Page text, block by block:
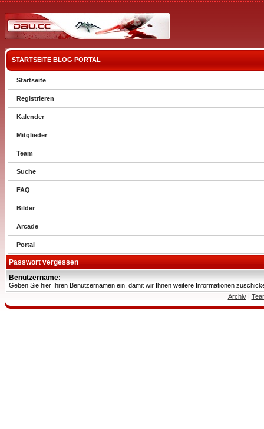
STARTSEITE BLOG PORTAL
Startseite
Registrieren
Kalender
Mitglieder
Team
Suche
FAQ
Bilder
Arcade
Portal
Passwort vergessen
Benutzername:
Geben Sie hier Ihren Benutzernamen ein, damit wir Ihnen weitere Informationen
Archiv|